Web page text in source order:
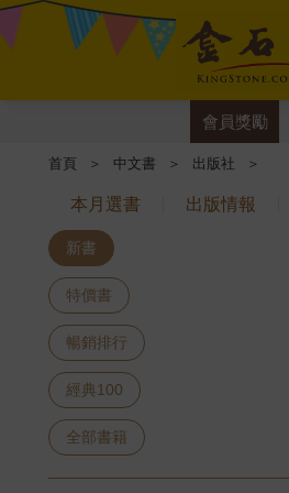
會員獎勵
首頁 ＞ 中文書 ＞ 出版社 ＞
本月選書 出版情報
新書
特價書
暢銷排行
經典100
全部書籍